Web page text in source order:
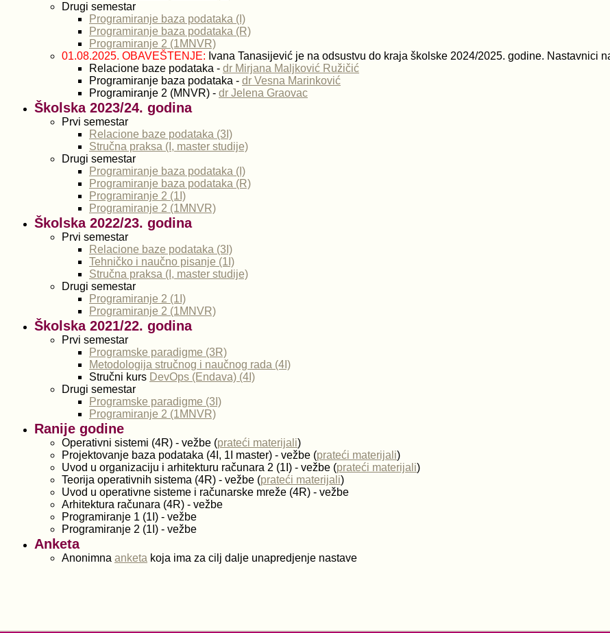
Drugi semestar
Programiranje baza podataka (I)
Programiranje baza podataka (R)
Programiranje 2 (1MNVR)
01.08.2025. OBAVEŠTENJE: Ivana Tanasijević je na odsustvu do kraja školske 2024/2025. godine. Nastavnici
Relacione baze podataka - dr Mirjana Maljković Ružičić
Programiranje baza podataka - dr Vesna Marinković
Programiranje 2 (MNVR) - dr Jelena Graovac
Školska 2023/24. godina
Prvi semestar
Relacione baze podataka (3I)
Stručna praksa (I, master studije)
Drugi semestar
Programiranje baza podataka (I)
Programiranje baza podataka (R)
Programiranje 2 (1I)
Programiranje 2 (1MNVR)
Školska 2022/23. godina
Prvi semestar
Relacione baze podataka (3I)
Tehničko i naučno pisanje (1I)
Stručna praksa (I, master studije)
Drugi semestar
Programiranje 2 (1I)
Programiranje 2 (1MNVR)
Školska 2021/22. godina
Prvi semestar
Programske paradigme (3R)
Metodologija stručnog i naučnog rada (4I)
Stručni kurs DevOps (Endava) (4I)
Drugi semestar
Programske paradigme (3I)
Programiranje 2 (1MNVR)
Ranije godine
Operativni sistemi (4R) - vežbe (prateći materijali)
Projektovanje baza podataka (4I, 1I master) - vežbe (prateći materijali)
Uvod u organizaciju i arhitekturu računara 2 (1I) - vežbe (prateći materijali)
Teorija operativnih sistema (4R) - vežbe (prateći materijali)
Uvod u operativne sisteme i računarske mreže (4R) - vežbe
Arhitektura računara (4R) - vežbe
Programiranje 1 (1I) - vežbe
Programiranje 2 (1I) - vežbe
Anketa
Anonimna anketa koja ima za cilj dalje unapredjenje nastave